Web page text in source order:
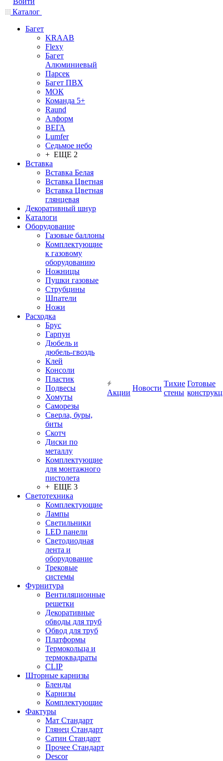
Каталог
Багет
KRAAB
Flexy
Багет
Алюминиевый
Парсек
Багет ПВХ
МОК
Команда 5+
Raund
Алформ
ВЕГА
Lumfer
Седьмое небо
+ ЕЩЕ 2
Вставка
Вставка Белая
Вставка Цветная
Вставка Цветная
глянцевая
Декоративный шнур
Каталоги
Оборудование
Газовые баллоны
Комплектующие
к газовому
оборудованию
Ножницы
Пушки газовые
Струбцины
Шпатели
Ножи
Расходка
Брус
Гарпун
Дюбель и
дюбель-гвоздь
Клей
Консоли
Пластик
Подвесы
Хомуты
Саморезы
Сверла, буры,
биты
Скотч
Диски по
металлу
Комплектующие
для монтажного
пистолета
+ ЕЩЕ 3
Светотехника
Комплектующие
Лампы
Светильники
LED панели
Светодиодная
лента и
оборудование
Трековые
системы
Фурнитура
Вентиляционные
решетки
Декоративные
обводы для труб
Обвод для труб
Платформы
Термокольца и
термоквадраты
CLIP
Шторные карнизы
Бленды
Карнизы
Комплектующие
Фактуры
Мат Стандарт
Глянец Стандарт
Сатин Стандарт
Прочее Стандарт
Descor
Акции
Новости
Тихие
стены
Готовые